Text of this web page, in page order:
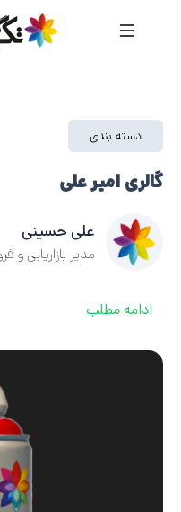
دسته بندی
گالری امیر علی
علی حسینی
مدیر بازاریابی و
ادامه مطلب